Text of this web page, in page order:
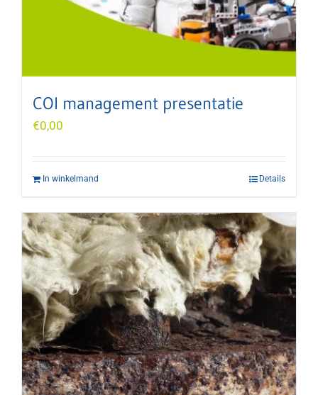
COI management presentatie
€0,00
In winkelmand Details